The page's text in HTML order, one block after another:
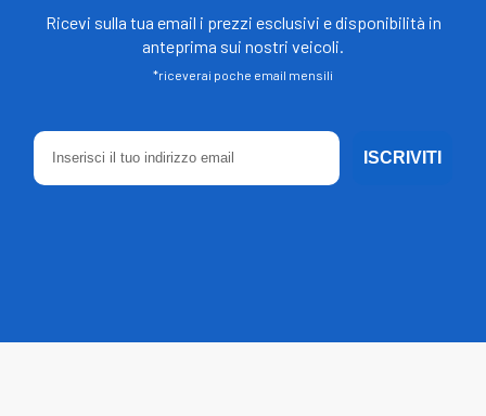
Ricevi sulla tua email i prezzi esclusivi e disponibilità in
anteprima sui nostri veicoli.
*riceverai poche email mensili
ISCRIVITI